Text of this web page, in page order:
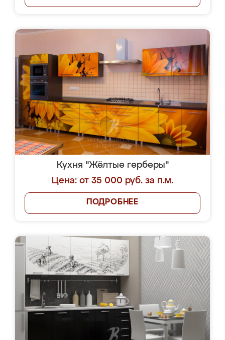
Кухня "Жёлтые герберы"
Цена: от 35 000 руб. за п.м.
ПОДРОБНЕЕ